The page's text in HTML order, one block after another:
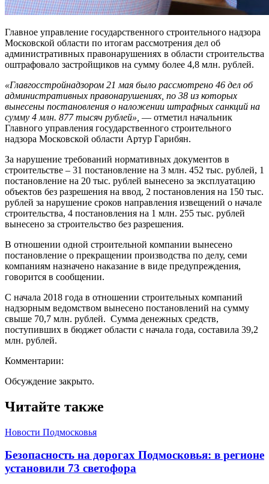
Главное управление государственного строительного надзора
Московской области по итогам рассмотрения дел об
административных правонарушениях в области строительства
оштрафовало застройщиков на сумму более 4,8 млн. рублей.
«Главгосстройнадзором 21 мая было рассмотрено 46 дел об
административных правонарушениях, по 38 из которых
вынесены постановления о наложении штрафных санкций на
сумму 4 млн. 877 тысяч рублей», — отметил начальник
Главного управления государственного строительного
надзора Московской области Артур Гарибян.
За нарушение требований нормативных документов в
строительстве – 31 постановление на 3 млн. 452 тыс. рублей, 1
постановление на 20 тыс. рублей вынесено за эксплуатацию
объектов без разрешения на ввод, 2 постановления на 150 тыс.
рублей за нарушение сроков направления извещений о начале
строительства, 4 постановления на 1 млн. 255 тыс. рублей
вынесено за строительство без разрешения.
В отношении одной строительной компании вынесено
постановление о прекращении производства по делу, семи
компаниям назначено наказание в виде предупреждения,
говорится в сообщении.
С начала 2018 года в отношении строительных компаний
надзорным ведомством вынесено постановлений на сумму
свыше 70,7 млн. рублей. Сумма денежных средств,
поступивших в бюджет области с начала года, составила 39,2
млн. рублей.
Комментарии:
Обсуждение закрыто.
Читайте также
Новости Подмосковья
Безопасность на дорогах Подмосковья: в регионе
установили 73 светофора